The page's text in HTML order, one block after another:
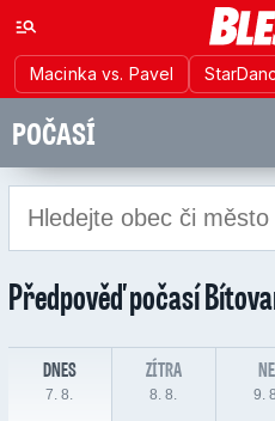
Macinka vs. Pavel
POČASÍ
Předpověď počasí
DNES
7. 8.
ZÍTRA
8. 8.
NE
9.